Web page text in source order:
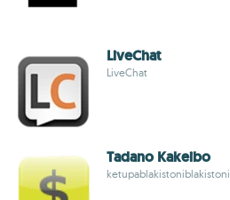
LiveChat
LiveChat
Tadano Kakeibo
ketupablakistoniblakistoni